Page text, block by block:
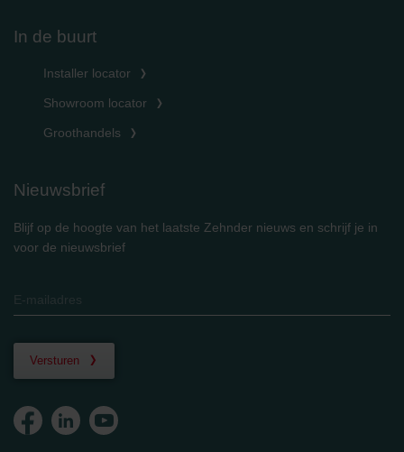
In de buurt
Installer locator
Showroom locator
Groothandels
Nieuwsbrief
Blijf op de hoogte van het laatste Zehnder nieuws en schrijf je in
voor de nieuwsbrief
Versturen